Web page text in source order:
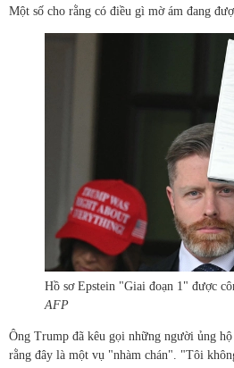
Một số cho rằng có điều gì mờ ám đang
Hồ sơ Epstein "Giai đoạn 1" được
AFP
Ông Trump đã kêu gọi những người ủng
rằng đây là một vụ "nhàm chán". "Tôi